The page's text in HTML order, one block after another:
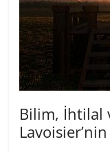
Bilim, İhtilal